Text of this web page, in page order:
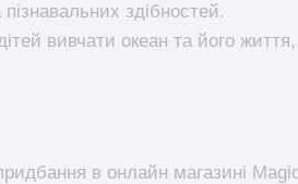
здібностей.
вивчати океан та його
в онлайн магазині